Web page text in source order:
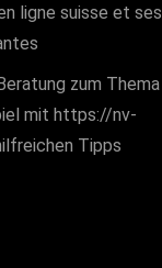
ligne suisse et ses
zum Thema
mit https://nv-
Tipps